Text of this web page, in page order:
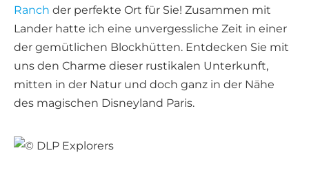
Ranch der perfekte Ort für Sie! Zusammen mit
Lander hatte ich eine unvergessliche Zeit in einer
der gemütlichen Blockhütten. Entdecken Sie mit
uns den Charme dieser rustikalen Unterkunft,
mitten in der Natur und doch ganz in der Nähe
des magischen Disneyland Paris.